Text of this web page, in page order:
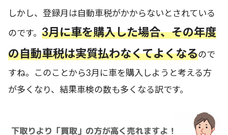
しかし、登録月は自動車税がかからないとされている
のです。 3月に車を購入した場合、その年度
の自動車税は実質払わなくてよくなるので
すね。このことから3月に車を購入しようと考える方
が多くなり、結果車検の数も多くなる訳です。